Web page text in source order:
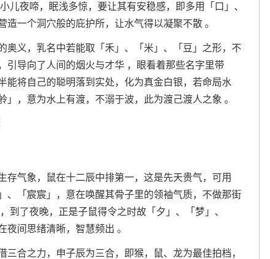
儿夜啼，眠浅多惊，要让其有安稳感，即多用「口」、
造一个洞穴般的庇护所，让水气得以凝聚不散 。
奥义，乳名中若能取「禾」、「米」、「豆」之形，不
引导向了人间的烟火与才华 ，眼看着那些名字里带
能将自己的聪明落到实处，化为真金白银，若命局水
，意为水上有渡，不溺于波，此为渡己渡人之象 。
存气象，鼠在十二辰中排第一，这是先天贵气，可用
、「宸宸」，意在唤醒其骨子里的领袖气质，不做那街
到了夜晚，正是子鼠得令之时故「夕」、「梦」、
夜间思绪清晰，智慧频出 。
合之力，申子辰为三合，即猴，鼠、龙为最佳拍档，